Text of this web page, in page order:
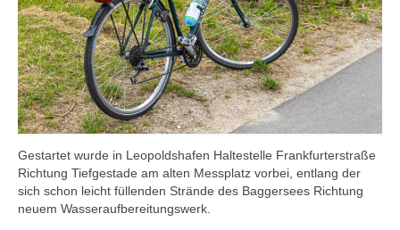
Gestartet wurde in Leopoldshafen Haltestelle Frankfurterstraße
Richtung Tiefgestade am alten Messplatz vorbei, entlang der
sich schon leicht füllenden Strände des Baggersees Richtung
neuem Wasseraufbereitungswerk.